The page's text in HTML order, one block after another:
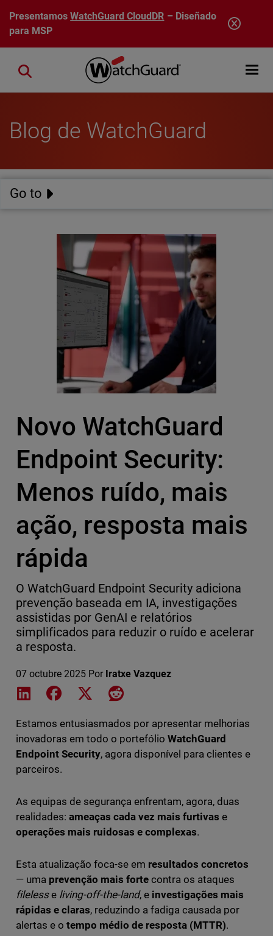
Pasar al contenido principal
PresentamosWatchGuard CloudDR – Diseñado
para MSP
Open
Close search
Blog de WatchGuard
Go to
Novo WatchGuard
Endpoint Security:
Menos ruído, mais
ação, resposta mais
rápida
O WatchGuard Endpoint Security adiciona
prevenção baseada em IA, investigações
assistidas por GenAI e relatórios
simplificados para reduzir o ruído e acelerar
a resposta.
07 octubre 2025 Por Iratxe Vazquez
Share on LinkedIn
Share on Facebook
Share on XShare on Reddit
Estamos entusiasmados por apresentar melhorias
inovadoras em todo o portefólioWatchGuard
Endpoint Security, agora disponível para clientes e
parceiros.
As equipas de segurança enfrentam, agora, duas
realidades: ameaças cada vez mais furtivas e
operações mais ruidosas e complexas.
Esta atualização foca-se em resultados concretos
— uma prevenção mais fortecontra os ataques
filelesse living-off-the-land, e investigações mais
rápidas e claras, reduzindo a fadiga causada por
alertas e o tempo médio de resposta (MTTR).